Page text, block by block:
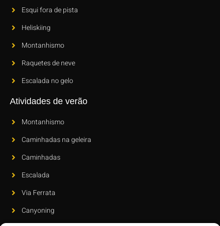
Esqui fora de pista
Heliskiing
Montanhismo
Raquetes de neve
Escalada no gelo
Atividades de verão
Montanhismo
Caminhadas na geleira
Caminhadas
Escalada
Via Ferrata
Canyoning